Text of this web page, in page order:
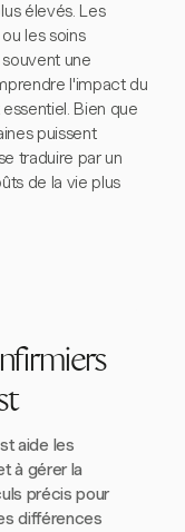
élevés. Les
les soins
une
l'impact du
Bien que
puissent
traduire par un
de la vie plus
aide les
à gérer la
précis pour
différences